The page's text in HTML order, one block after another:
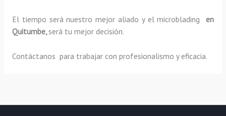
El tiempo será nuestro mejor aliado y elmicroblading en
Quitumbe, será tu mejor decisión.
Contáctanos para trabajar con profesionalismo y eficacia.